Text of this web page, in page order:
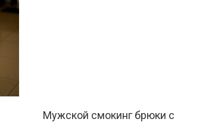
Мужской смокинг брюки с